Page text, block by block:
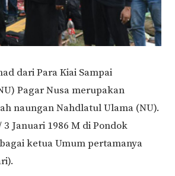
dari Para Kiai Sampai
Pagar Nusa merupakan
naungan Nahdlatul Ulama (NU).
Januari 1986 M di Pondok
ketua Umum pertamanya